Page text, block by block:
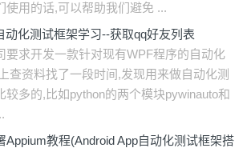
使用的话,可以帮助我们避免 ...
动化测试框架学习--获取qq好友列表
要求开发一款针对现有WPF程序的自动化
查资料找了一段时间,发现用来做自动化测
较多的,比如python的两个模块pywinauto和
Appium教程(Android App自动化测试框架搭